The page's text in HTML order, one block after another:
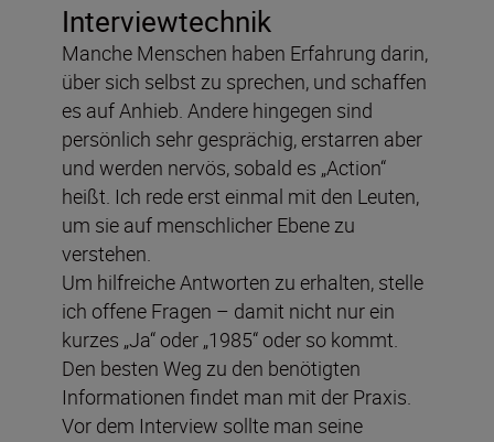
Interviewtechnik
Manche Menschen haben Erfahrung darin,
über sich selbst zu sprechen, und schaffen
es auf Anhieb. Andere hingegen sind
persönlich sehr gesprächig, erstarren aber
und werden nervös, sobald es „Action“
heißt. Ich rede erst einmal mit den Leuten,
um sie auf menschlicher Ebene zu
verstehen.
Um hilfreiche Antworten zu erhalten, stelle
ich offene Fragen – damit nicht nur ein
kurzes „Ja“ oder „1985“ oder so kommt.
Den besten Weg zu den benötigten
Informationen findet man mit der Praxis.
Vor dem Interview sollte man seine